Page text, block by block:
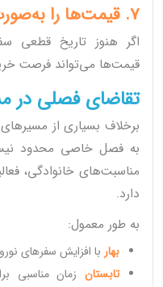
7. قیمت‌ها را به‌صورت مرتب بررسی کنید
اگر هنوز تاریخ قطعی
قیمت‌ها می‌تواند فرصت
تقاضای فصلی در
برخلاف بسیاری از
به فصل خاصی محدود
مناسبت‌های خانوادگی،
دارد.
به طور معمول:
بهار با افزایش سفرهای
تابستان زمان مناسبی